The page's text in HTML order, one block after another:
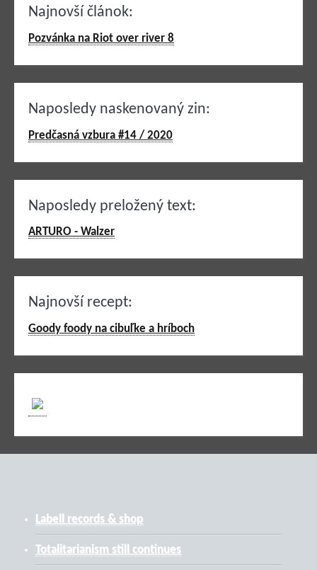
Najnovší článok:
Pozvánka na Riot over river 8
Naposledy naskenovaný zin:
Predčasná vzbura #14 / 2020
Naposledy preložený text:
ARTURO - Walzer
Najnovší recept:
Goody foody na cibuľke a hríboch
Labell records & shop
Totalitarianism still continues